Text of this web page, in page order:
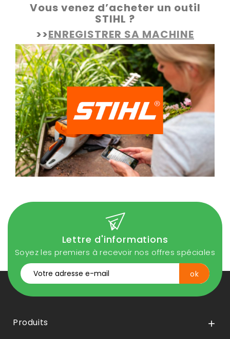
Vous venez d’acheter un outil
STIHL ?
>>ENREGISTRER SA MACHINE
Lettre d'informations
Soyez les premiers à recevoir nos offres spéciales
Produits 